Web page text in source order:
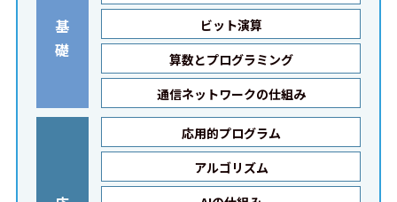
基
礎
ビット演算
算数とプログラミング
通信ネットワークの仕組み
応用的プログラム
アルゴリズム